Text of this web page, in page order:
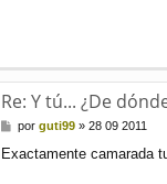
Re: Y tú... ¿De
M
n
porguti99 »28 09 2011
Exactamente camarada